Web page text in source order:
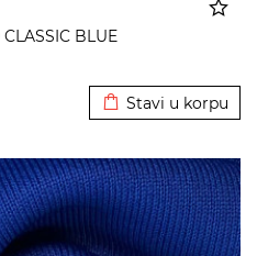
CLASSIC BLUE
Stavi u korpu